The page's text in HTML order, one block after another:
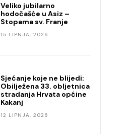
Veliko jubilarno
hodočašće u Asiz –
Stopama sv. Franje
15 LIPNJA, 2026
Sjećanje koje ne blijedi:
Obilježena 33. obljetnica
stradanja Hrvata općine
Kakanj
12 LIPNJA, 2026